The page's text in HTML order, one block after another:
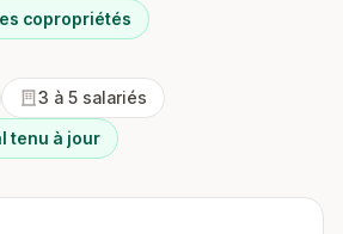
copropriétés
3 à 5 salariés
tenu à jour